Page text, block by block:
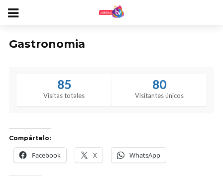
Gastronomia
85
Visitas totales
80
Visitantes únicos
Compártelo:
Facebook X WhatsApp